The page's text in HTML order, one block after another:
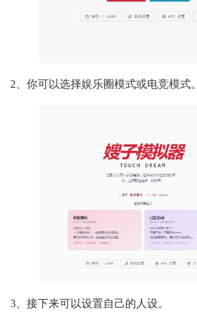
2、你可以选择娱乐圈模式或电竞模式。
3、接下来可以设置自己的人设。